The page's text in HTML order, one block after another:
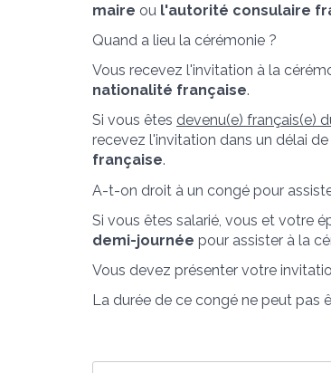
maire ou l'autorité consulaire
Quand a lieu la cérémonie ?
Vous recevez l'invitation à la
nationalité française.
Si vous êtes devenu(e) français(e)
recevez l'invitation dans un délai de
française.
A-t-on droit à un congé pour
Si vous êtes salarié, vous et votre
demi-journée pour assister à la
Vous devez présenter votre
La durée de ce congé ne peut pas